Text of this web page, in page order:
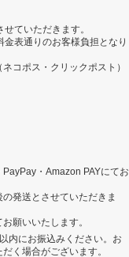
せていただきます。
表通りのお客様負担となり
コポス・クリックポスト）
・Amazon PAYにてお
発送とさせていただきま
願いいたします。
内にお振込みください。お
く場合がございます。